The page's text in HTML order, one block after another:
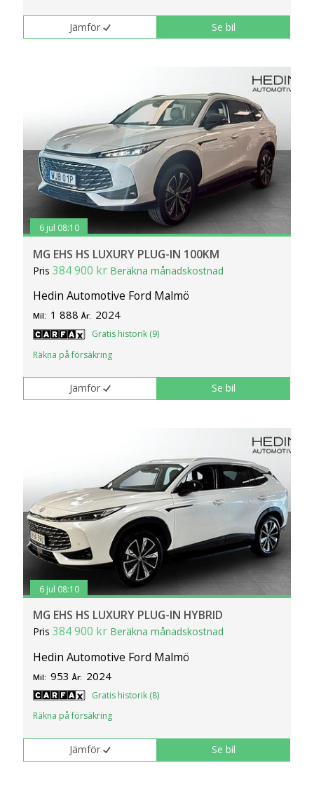
Jämför Se bil
6 jul 08:10
MG EHS HS LUXURY PLUG-IN 100KM
Pris384 900 kr Beräkna månadskostnad
Hedin Automotive Ford Malmö
Mil: 1 888 År: 2024
Gratis historik (9)
Räkna på försäkring
Jämför Se bil
6 jul 08:10
MG EHS HS LUXURY PLUG-IN HYBRID
Pris384 900 kr Beräkna månadskostnad
Hedin Automotive Ford Malmö
Mil: 953 År: 2024
Gratis historik (8)
Räkna på försäkring
Jämför Se bil